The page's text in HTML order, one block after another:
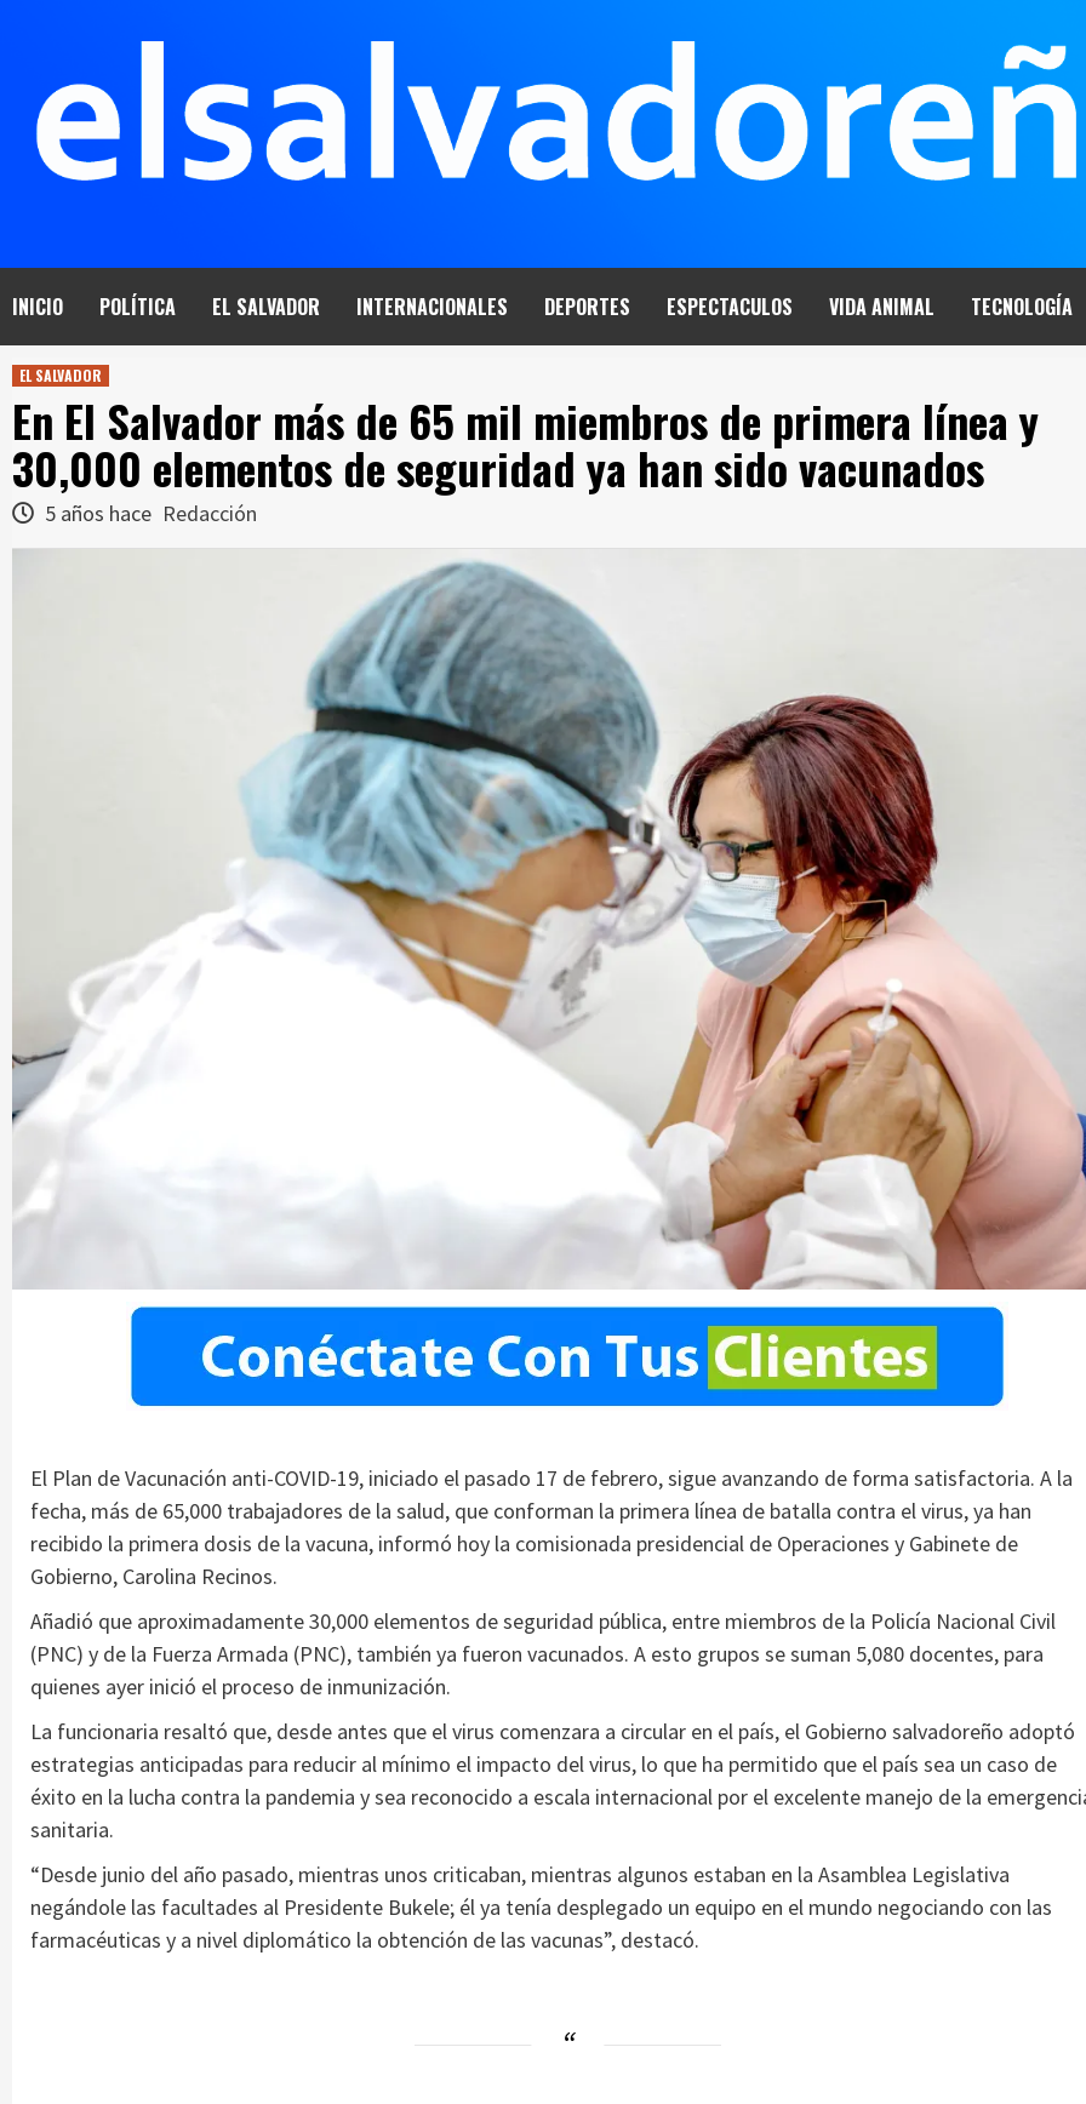
INICIO POLÍTICA EL SALVADOR INTERNACIONALES DEPORTES ESPECTACULOS VIDA ANIMAL TECNOLOGÍA
EL SALVADOR
En El Salvador más de 65 mil miembros de primera línea y
30,000 elementos de seguridad ya han sido vacunados
5 años hace Redacción
El Plan de Vacunación anti-COVID-19, iniciado el pasado 17 de febrero, sigue avanzando de forma satisfactoria. A la
fecha, más de 65,000 trabajadores de la salud, que conforman la primera línea de batalla contra el virus, ya han
recibido la primera dosis de la vacuna, informó hoy la comisionada presidencial de Operaciones y Gabinete de
Gobierno, Carolina Recinos.
Añadió que aproximadamente 30,000 elementos de seguridad pública, entre miembros de la Policía Nacional Civil
(PNC) y de la Fuerza Armada (PNC), también ya fueron vacunados. A esto grupos se suman 5,080 docentes, para
quienes ayer inició el proceso de inmunización.
La funcionaria resaltó que, desde antes que el virus comenzara a circular en el país, el Gobierno salvadoreño adoptó
estrategias anticipadas para reducir al mínimo el impacto del virus, lo que ha permitido que el país sea un caso de
éxito en la lucha contra la pandemia y sea reconocido a escala internacional por el excelente manejo de la
sanitaria.
“Desde junio del año pasado, mientras unos criticaban, mientras algunos estaban en la Asamblea Legislativa
negándole las facultades al Presidente Bukele; él ya tenía desplegado un equipo en el mundo negociando con las
farmacéuticas y a nivel diplomático la obtención de las vacunas”, destacó.